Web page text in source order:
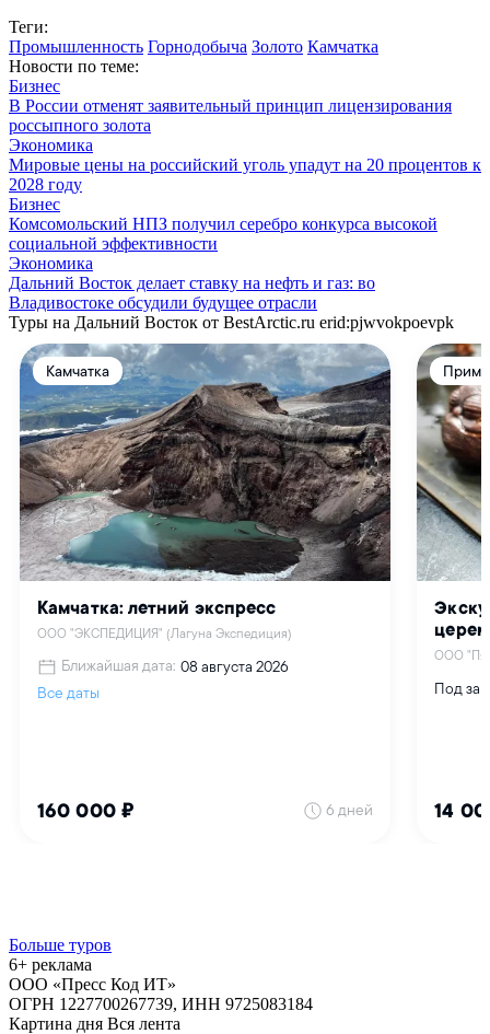
Теги:
Промышленность Горнодобыча Золото Камчатка
Новости по теме:
Бизнес
В России отменят заявительный принцип лицензирования
россыпного золота
Экономика
Мировые цены на российский уголь упадут на 20 процентов к
2028 году
Бизнес
Комсомольский НПЗ получил серебро конкурса высокой
социальной эффективности
Экономика
Дальний Восток делает ставку на нефть и газ: во
Владивостоке обсудили будущее отрасли
Туры на Дальний Восток от BestArctic.ru erid:pjwvokpoevpk
Больше туров
6+ реклама
ООО «Пресс Код ИТ»
ОГРН 1227700267739, ИНН 9725083184
Картина дня Вся лента